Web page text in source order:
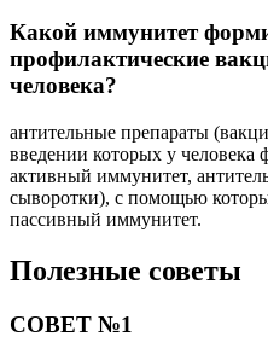
Какой иммунитет
профилактические
человека?
антительные препараты
введении которых у человека
активный иммунитет,
сыворотки), с помощью
пассивный иммунитет.
Полезные советы
СОВЕТ №1